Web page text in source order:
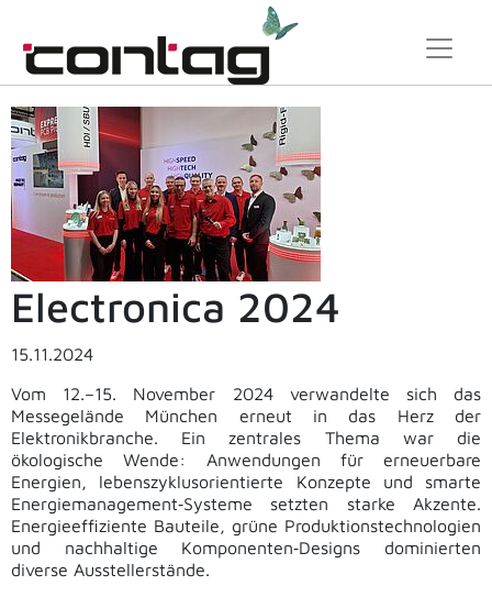
Electronica 2024
15.11.2024
Vom 12.–15. November 2024verwandelte sich das
Messegelände München erneut in das Herz der
Elektronikbranche. Ein zentrales Thema war die
ökologische Wende: Anwendungen für erneuerbare
Energien, lebenszyklusorientierte Konzepte und smarte
Energiemanagement‑Systeme setzten starke Akzente.
Energieeffiziente Bauteile, grüne Produktionstechnologien
und nachhaltige Komponenten‑Designs dominierten
diverse Ausstellerstände.